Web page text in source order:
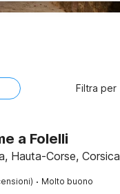
Filtra per
a Folelli
Hauta-Corse, Corsica
· Molto buono